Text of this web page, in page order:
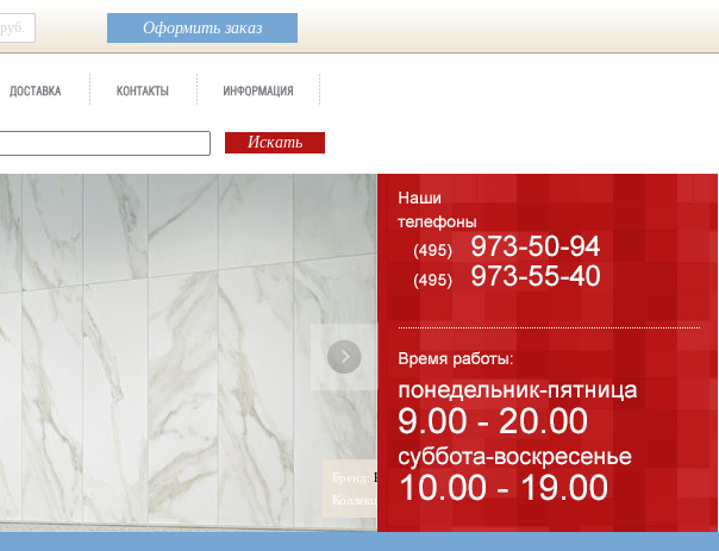
Оформить заказ
руб.
Бренд:Sugar
Коллекция:
Atlantic Tiles